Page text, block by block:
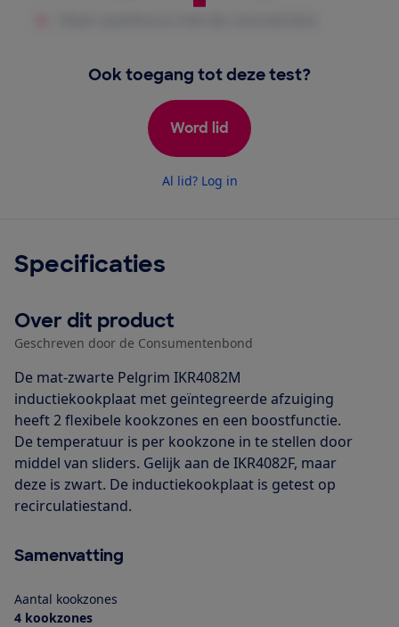
Ook toegang tot deze test?
Word lid
Al lid? Log in
Specificaties
Over dit product
Geschreven door de Consumentenbond
De mat-zwarte Pelgrim IKR4082M
inductiekookplaat met geïntegreerde afzuiging
heeft 2 flexibele kookzones en een boostfunctie.
De temperatuur is per kookzone in te stellen door
middel van sliders. Gelijk aan de IKR4082F, maar
deze is zwart. De inductiekookplaat is getest op
recirculatiestand.
Samenvatting
Aantal kookzones
4 kookzones